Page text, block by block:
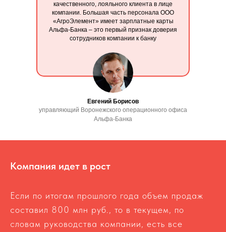
Евгений Борисов
качественного, лояльного клиента в лице
компании. Большая часть персонала ООО
«АгроЭлемент» имеет зарплатные карты
Альфа-Банка – это первый признак доверия
сотрудников компании к банку
управляющий Воронежского операционного офиса
Альфа-Банка
Компания идет в рост
Если по итогам прошлого года объем продаж
составил 800 млн руб., то в текущем, по
словам руководства компании, есть все